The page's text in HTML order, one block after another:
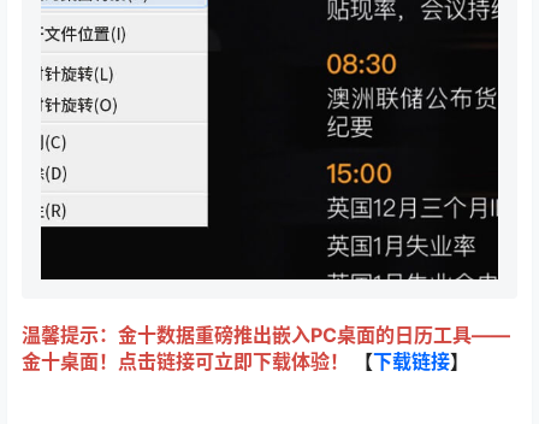
温馨提示：金十数据重磅推出嵌入PC桌面的日历工具——
金十桌面！点击链接可立即下载体验！
【下载链接】